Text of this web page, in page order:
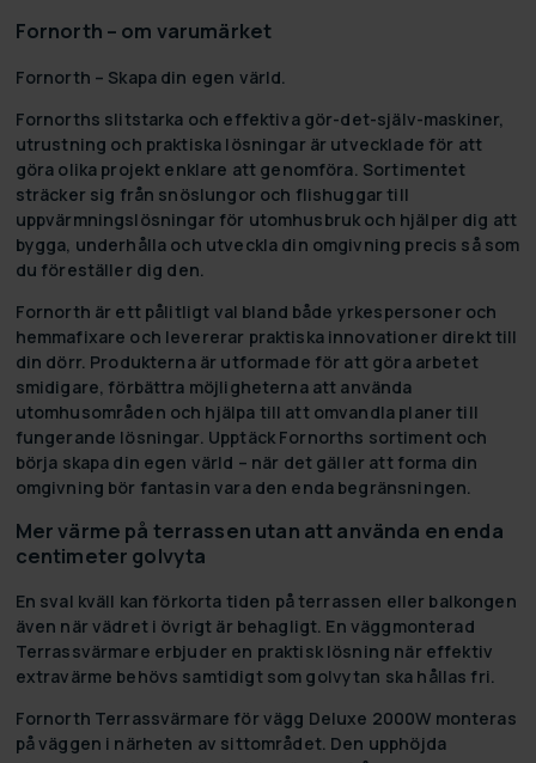
Fornorth – om varumärket
Fornorth – Skapa din egen värld.
Fornorths slitstarka och effektiva gör-det-själv-maskiner,
utrustning och praktiska lösningar är utvecklade för att
göra olika projekt enklare att genomföra. Sortimentet
sträcker sig från snöslungor och flishuggar till
uppvärmningslösningar för utomhusbruk och hjälper dig att
bygga, underhålla och utveckla din omgivning precis så som
du föreställer dig den.
Fornorth är ett pålitligt val bland både yrkespersoner och
hemmafixare och levererar praktiska innovationer direkt till
din dörr. Produkterna är utformade för att göra arbetet
smidigare, förbättra möjligheterna att använda
utomhusområden och hjälpa till att omvandla planer till
fungerande lösningar. Upptäck Fornorths sortiment och
börja skapa din egen värld – när det gäller att forma din
omgivning bör fantasin vara den enda begränsningen.
Mer värme på terrassen utan att använda en enda
centimeter golvyta
En sval kväll kan förkorta tiden på terrassen eller balkongen
även när vädret i övrigt är behagligt. En väggmonterad
Terrassvärmare erbjuder en praktisk lösning när effektiv
extravärme behövs samtidigt som golvytan ska hållas fri.
Fornorth Terrassvärmare för vägg Deluxe 2000W monteras
på väggen i närheten av sittområdet. Den upphöjda